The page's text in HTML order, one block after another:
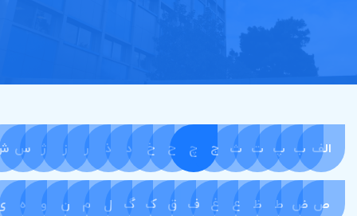
الف ب پ ت ث ج چ ح خ د ذ ر ز ژ س ش
ص ض ط ظ ع غ ف ق ک گ ل م ن و ه ی